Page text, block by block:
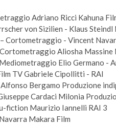
Adriano Ricci Kahuna
von Sizilien - Klaus
Cortometraggio - Vincent
Aliosha Massine
Elio Germano -
TV Gabriele Cipollitti - RAI
Bergamo Produzione
Cardaci Milonia
fiction Maurizio Iannelli RAI 3
Makara Film